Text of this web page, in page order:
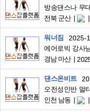
전북 군산
워너짐
2025-
에어로빅 강사
경남 마산
댄스온비트
오전성인반 멀
인천 남동